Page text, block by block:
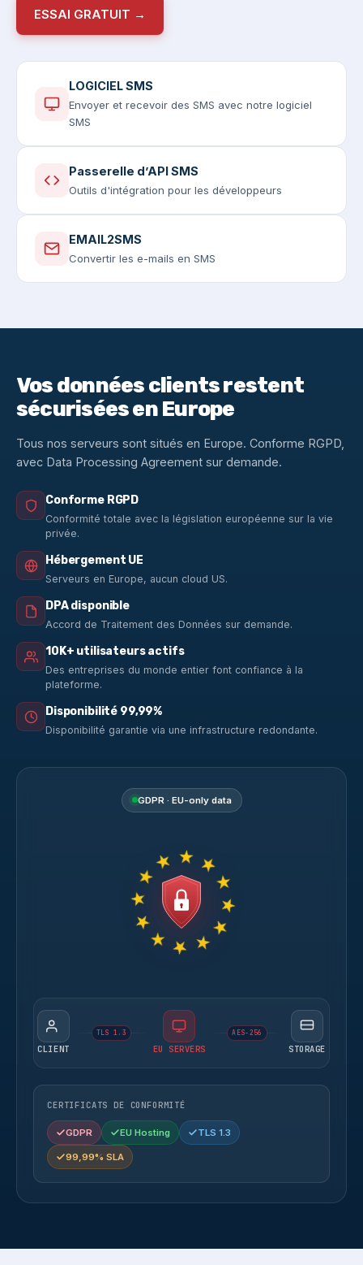
ESSAI GRATUIT →
LOGICIEL SMS
Envoyer et recevoir des SMS avec notre logiciel
SMS
Passerelle d’API SMS
Outils d'intégration pour les développeurs
EMAIL2SMS
Convertir les e-mails en SMS
Vos données clients restent
sécurisées en Europe
Tous nos serveurs sont situés en Europe. Conforme RGPD,
avec Data Processing Agreement sur demande.
Conforme RGPD
Conformité totale avec la législation européenne sur la vie
privée.
Hébergement UE
Serveurs en Europe, aucun cloud US.
DPA disponible
Accord de Traitement des Données sur demande.
10K+ utilisateurs actifs
Des entreprises du monde entier font confiance à la
plateforme.
Disponibilité 99,99%
Disponibilité garantie via une infrastructure redondante.
GDPR · EU-only data
CLIENT
TLS 1.3
EU SERVERS
AES-256
STORAGE
CERTIFICATS DE CONFORMITÉ
GDPR EU Hosting TLS 1.3
99,99% SLA